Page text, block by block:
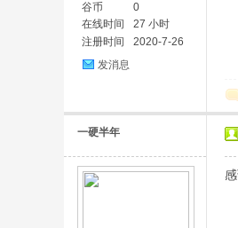
谷币
0
在线时间
27 小时
注册时间
2020-7-26
发消息
一硬半年